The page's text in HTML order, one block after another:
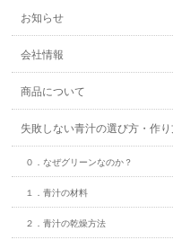
お知らせ
会社情報
商品について
失敗しない青汁の選び方・作
０．なぜグリーンなのか？
１．青汁の材料
２．青汁の乾燥方法